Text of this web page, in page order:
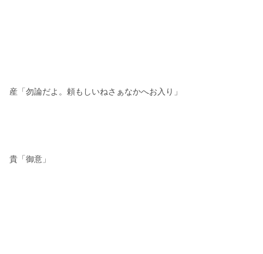
産「勿論だよ。頼もしいねさぁなかへお入り」
貴「御意」